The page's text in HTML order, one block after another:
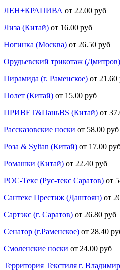
ЛЕН+КРАПИВА от 22.00 руб
Лиза (Китай) от 16.00 руб
Ногинка (Москва) от 26.50 руб
Орудьевский трикотаж (Дмитров)
Пирамида (г. Раменское) от 21.60
Полет (Китай) от 15.00 руб
ПРИВЕТ&ПаньBS (Китай) от
Рассказовские носки от 58.00 руб
Роза & Syltan (Китай) от 17.00
Ромашки (Китай) от 22.40 руб
РОС-Текс (Рус-текс Саратов) от
Сантекс Престиж (Даштоян) от
Сартэкс (г. Саратов) от 26.80 руб
Сенатор (г.Раменское) от 28.40
Смоленские носки от 24.00 руб
Территория Текстиля г. Владимир